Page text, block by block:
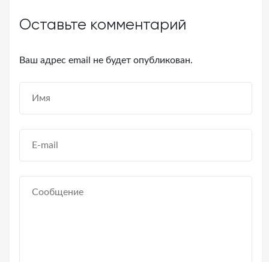
Оставьте комментарий
Ваш адрес email не будет опубликован.